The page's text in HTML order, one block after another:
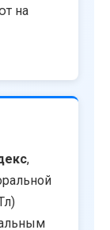
на
,